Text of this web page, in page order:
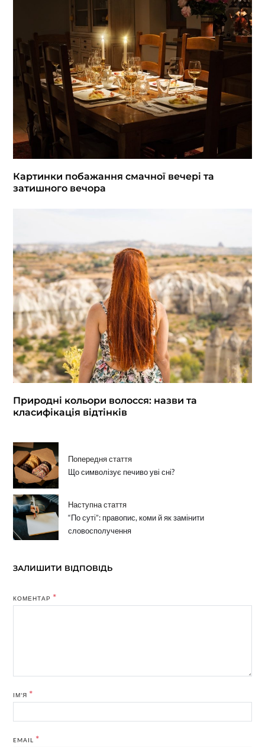
Картинки побажання смачної вечері та
затишного вечора
Природні кольори волосся: назви та
класифікація відтінків
Попередня стаття
Що символізує печиво уві сні?
Наступна стаття
“По суті”: правопис, коми й як замінити
словосполучення
ЗАЛИШИТИ ВІДПОВІДЬ
КОМЕНТАР *
ІМ'Я *
EMAIL *